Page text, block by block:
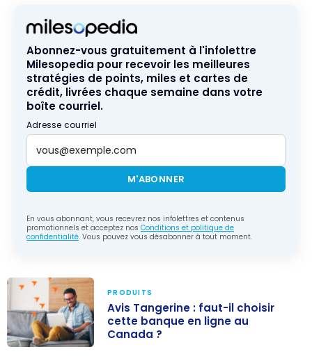
Abonnez-vous gratuitement à l'infolettre
Milesopedia pour recevoir les meilleures
stratégies de points, miles et cartes de
crédit, livrées chaque semaine dans votre
boîte courriel.
Adresse courriel
M'ABONNER
En vous abonnant, vous recevrez nos infolettres et contenus
promotionnels et acceptez nos Conditions et politique de
confidentialité. Vous pouvez vous désabonner à tout moment.
PRODUITS
Avis Tangerine : faut-il choisir
cette banque en ligne au
Canada ?